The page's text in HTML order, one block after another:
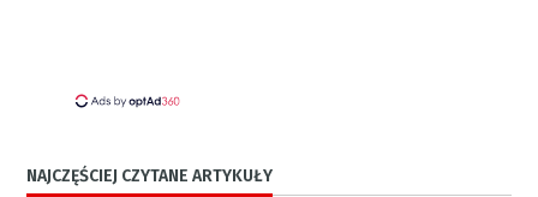
NAJCZĘŚCIEJ CZYTANE ARTYKUŁY